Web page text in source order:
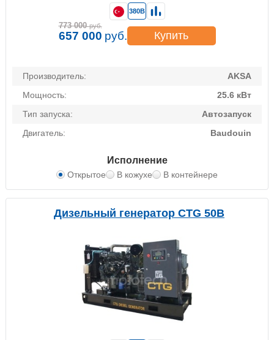
Производитель:
AKSA
Мощность:
25.6 кВт
Тип запуска:
Автозапуск
Двигатель:
Baudouin
Исполнение
Открытое В кожухе В контейнере
380В
773 000 руб.
657 000 руб. Купить
Дизельный генератор CTG 50B